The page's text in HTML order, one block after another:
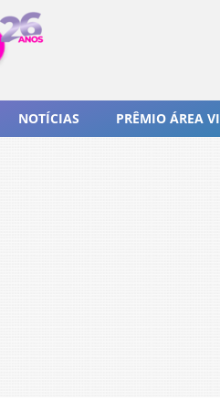
NOTÍCIAS PRÊMIO ÁREA